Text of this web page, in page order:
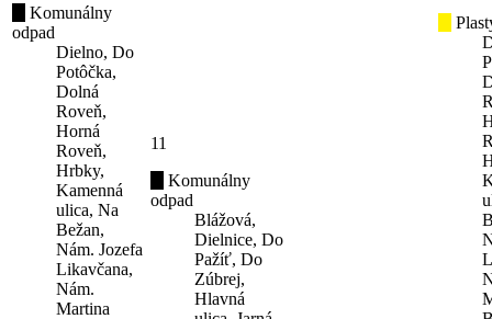
Komunálny
odpad
Dielno, Do
Potôčka,
Dolná
Roveň,
Horná
Roveň,
Hrbky,
Kamenná
ulica, Na
Bežan,
Nám. Jozefa
Likavčana,
Nám.
Martina
11
Komunálny
odpad
Blážová,
Dielnice, Do
Pažíť, Do
Zúbrej,
Hlavná